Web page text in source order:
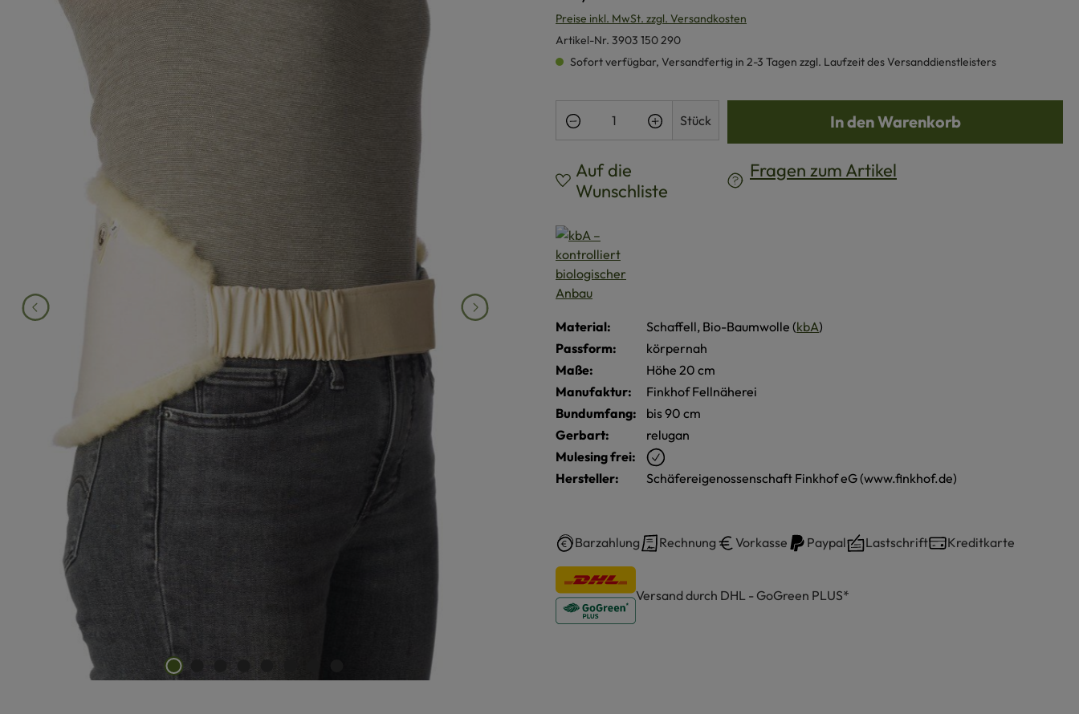
Preise inkl. MwSt. zzgl. Versandkosten
Artikel-Nr. 3903 150 290
Sofort verfügbar, Versandfertig in 2-3 Tagen zzgl. Laufzeit des Versanddienstleisters
Produkt Anzahl: Gib den gewünschten Wert ein oder
Stück In den Warenkorb
Auf die
Wunschliste
Fragen zum Artikel
Material: Schaffell, Bio-Baumwolle (kbA)
Passform:
körpernah
Maße:
Höhe 20 cm
Manufaktur:
Finkhof Fellnäherei
Bundumfang:
bis 90 cm
Gerbart:
relugan
Mulesing frei:
Hersteller:
Schäfereigenossenschaft Finkhof eG (www.finkhof.de)
Barzahlung Rechnung Vorkasse Paypal Lastschrift Kreditkarte
Versand durch DHL - GoGreen PLUS*